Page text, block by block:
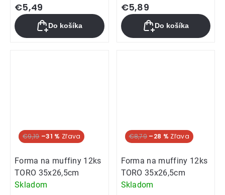
€5,49
Do košíka
€5,89
Do košíka
Hit týždňa
€9,19 –31 %
Forma na muffiny 12ks
TORO 35x26,5cm
Skladom
Hit týždňa
€8,79 –28 %
Forma na muffiny 12ks
TORO 35x26,5cm
Skladom